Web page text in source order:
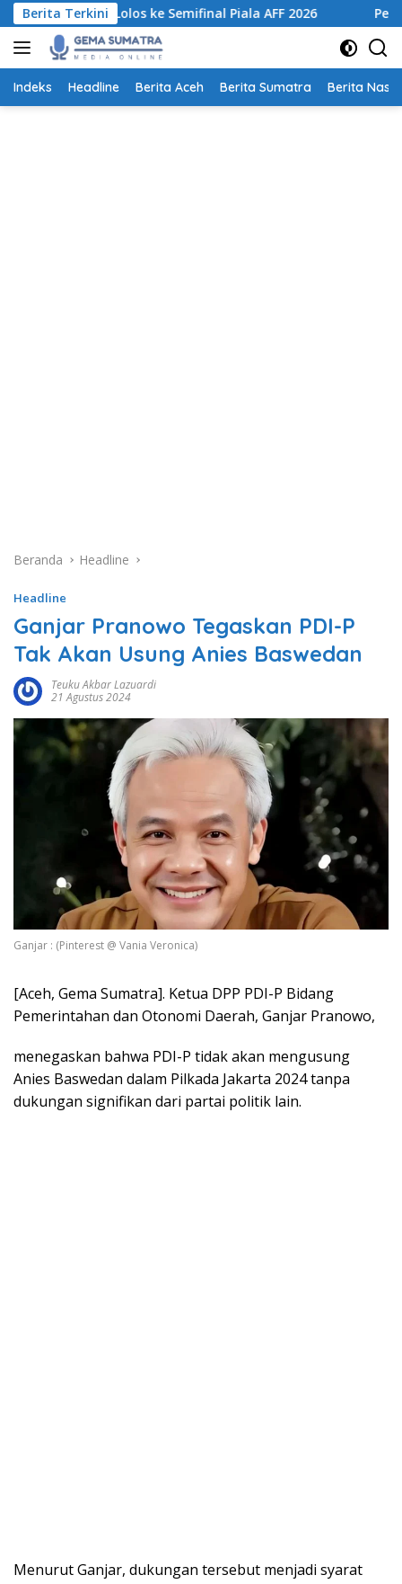
Langsung
ke
konten
Berita Terkini
Lolos ke Semifinal Piala AFF 2026 Pemprov
Indeks Headline Berita Aceh Berita Sumatra Berita
Beranda Headline
Headline
Ganjar Pranowo Tegaskan PDI-P
Tak Akan Usung Anies Baswedan
Teuku Akbar Lazuardi
21 Agustus 2024
Ganjar : (Pinterest @ Vania Veronica)
[Aceh, Gema Sumatra]. Ketua DPP PDI-P Bidang
Pemerintahan dan Otonomi Daerah, Ganjar Pranowo,
menegaskan bahwa PDI-P tidak akan mengusung
Anies Baswedan dalam Pilkada Jakarta 2024 tanpa
dukungan signifikan dari partai politik lain.
Menurut Ganjar, dukungan tersebut menjadi syarat